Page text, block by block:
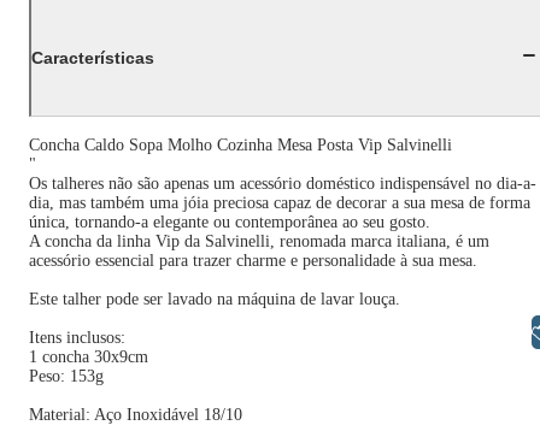
Características
Concha Caldo Sopa Molho Cozinha Mesa Posta Vip Salvinelli
"
Os talheres não são apenas um acessório doméstico indispensável no dia-a-
dia, mas também uma jóia preciosa capaz de decorar a sua mesa de forma
única, tornando-a elegante ou contemporânea ao seu gosto.
A concha da linha Vip da Salvinelli, renomada marca italiana, é um
acessório essencial para trazer charme e personalidade à sua mesa.
Este talher pode ser lavado na máquina de lavar louça.
Itens inclusos:
1 concha 30x9cm
Peso: 153g
Material: Aço Inoxidável 18/10